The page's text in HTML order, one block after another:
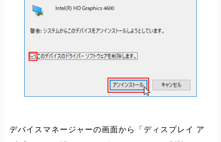
デバイスマネージャーの画面から「ディスプレイ ア